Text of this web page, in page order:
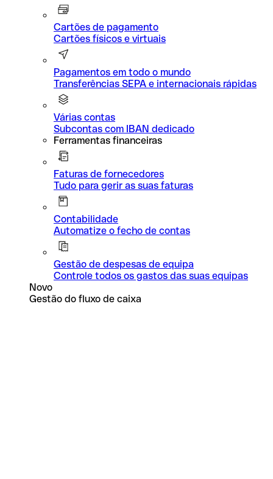
Cartões de pagamento
Cartões físicos e virtuais
Pagamentos em todo o mundo
Transferências SEPA e internacionais rápidas
Várias contas
Subcontas com IBAN dedicado
Ferramentas financeiras
Faturas de fornecedores
Tudo para gerir as suas faturas
Contabilidade
Automatize o fecho de contas
Gestão de despesas de equipa
Controle todos os gastos das suas equipas
Novo
Gestão do fluxo de caixa